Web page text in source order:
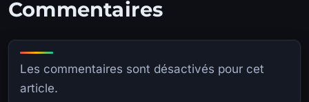
Commentaires
Les commentaires sont désactivés pour cet
article.